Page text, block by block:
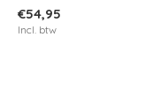
€54,95
Incl. btw